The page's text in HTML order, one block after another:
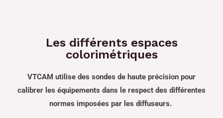
Les différents espaces
colorimétriques
VTCAM utilise des sondes de haute précision pour
calibrer les équipements dans le respect des différentes
normes imposées par les diffuseurs.